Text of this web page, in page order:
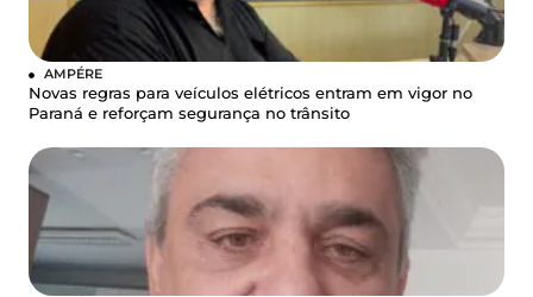
AMPÉRE
Novas regras para veículos elétricos entram em vigor no
Paraná e reforçam segurança no trânsito